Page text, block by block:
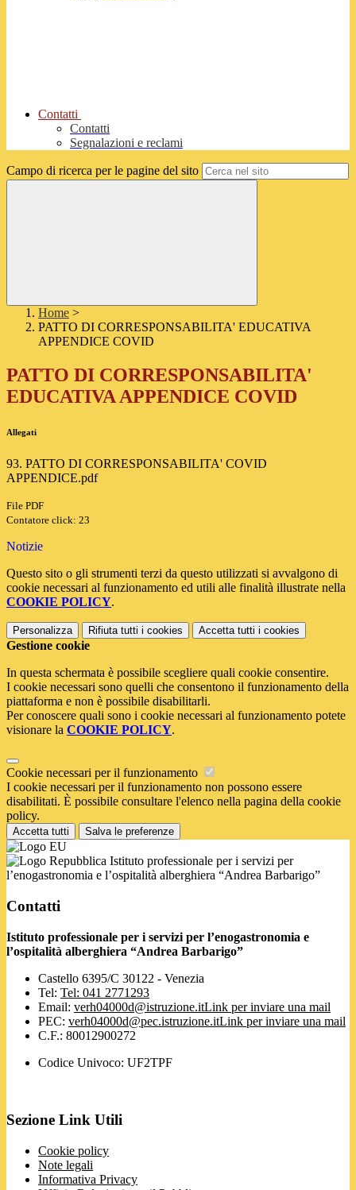
Contatti
Contatti
Segnalazioni e reclami
Campo di ricerca per le pagine del sito
Home >
PATTO DI CORRESPONSABILITA' EDUCATIVA
APPENDICE COVID
PATTO DI CORRESPONSABILITA'
EDUCATIVA APPENDICE COVID
Allegati
93. PATTO DI CORRESPONSABILITA' COVID
APPENDICE.pdf
File PDF
Contatore click: 23
Notizie
Questo sito o gli strumenti terzi da questo utilizzati si avvalgono di
cookie necessari al funzionamento ed utili alle finalità illustrate nella
COOKIE POLICY.
Personalizza Rifiuta tutti i cookies Accetta tutti i cookies
Gestione cookie
In questa schermata è possibile scegliere quali cookie consentire.
I cookie necessari sono quelli che consentono il funzionamento della
piattaforma e non è possibile disabilitarli.
Per conoscere quali sono i cookie necessari al funzionamento potete
visionare la COOKIE POLICY.
Cookie necessari per il funzionamento
I cookie necessari per il funzionamento non possono essere
disabilitati. È possibile consultare l'elenco nella pagina della cookie
policy.
Accetta tutti Salva le preferenze
Istituto professionale per i servizi per
l’enogastronomia e l’ospitalità alberghiera “Andrea Barbarigo”
Contatti
Istituto professionale per i servizi per l’enogastronomia e
l’ospitalità alberghiera “Andrea Barbarigo”
Castello 6395/C 30122 - Venezia
Tel: Tel: 041 2771293
Email: verh04000d@istruzione.itLink per inviare una mail
PEC: verh04000d@pec.istruzione.itLink per inviare una mail
C.F.: 80012900272
Codice Univoco: UF2TPF
Sezione Link Utili
Cookie policy
Note legali
Informativa Privacy